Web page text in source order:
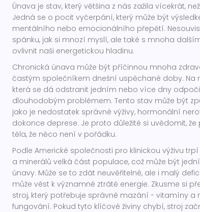
Únava je stav, který většina z nás zažila vícekrát,
Jedná se o pocit vyčerpání, který může být
mentálního nebo emocionálního přepětí.
spánku, jak si mnozí myslí, ale také s mnoha
ovlivnit naši energetickou hladinu.
Chronická únava může být příčinnou mnoha
častým společníkem dnešní uspěchané doby. Na
která se dá odstranit jedním nebo více dny
dlouhodobým problémem. Tento stav může být
jako je nedostatek správné výživy, hormonální
dokonce deprese. Je proto důležité si uvědomit,
těla, že něco není v pořádku.
Podle Americké společnosti pro klinickou výživu
a minerálů velká část populace, což může být
únavy. Může se to zdát neuvěřitelné, ale i malý
může vést k významné ztrátě energie. Zkusme si
stroj, který potřebuje správné mazání - vitamíny a
fungování. Pokud tyto klíčové živiny chybí, stroj